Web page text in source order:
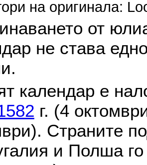
на оригинала:
от
не става
календар е
г. (4
Страните
и Полша